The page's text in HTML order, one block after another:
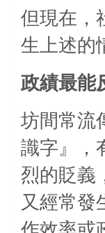
但現在，
生上述的
政績最能
坊間常流
識字』，
烈的貶義
又經常發